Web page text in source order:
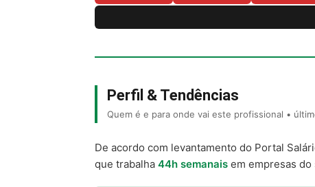
Perfil & Tendências
Quem é e para onde vai este profissional •
De acordo com levantamento do Portal
que trabalha 44h semanais em empresas